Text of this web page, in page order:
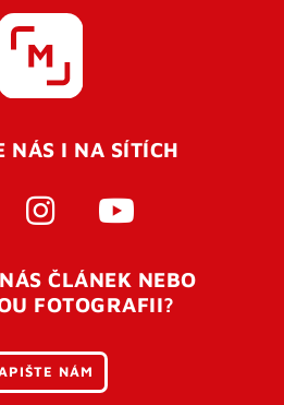
NÁS I NA SÍTÍCH
ČLÁNEK NEBO
FOTOGRAFII?
NÁM